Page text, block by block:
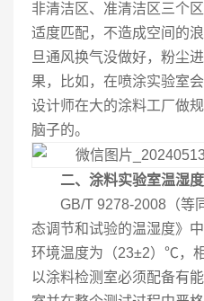
非清洁区、准清洁区三个
适度匹配，不造成空间的
旦通风换气没做好，粉尘
果，比如，在喷涂实验室
设计师在大的涂料工厂做
脑子的。
二、涂料实验室温湿
GB/T 9278-2008（等
态调节和试验的温湿度》
环境温度为（23±2）℃，
以涂料检测室必须配备有